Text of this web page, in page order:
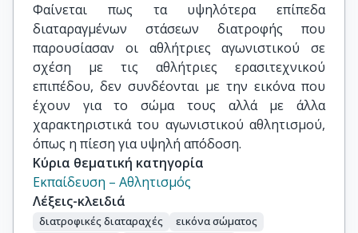
Φαίνεται πως τα υψηλότερα επίπεδα
διαταραγμένων στάσεων διατροφής που
παρουσίασαν οι αθλήτριες αγωνιστικού σε
σχέση με τις αθλήτριες ερασιτεχνικού
επιπέδου, δεν συνδέονται με την εικόνα που
έχουν για το σώμα τους αλλά με άλλα
χαρακτηριστικά του αγωνιστικού αθλητισμού,
όπως η πίεση για υψηλή απόδοση.
Κύρια θεματική κατηγορία
Εκπαίδευση – Αθλητισμός
Λέξεις-κλειδιά
διατροφικές διαταραχές
εικόνα σώματος